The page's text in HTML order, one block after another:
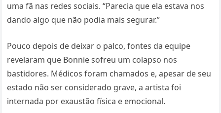
uma fã nas redes sociais. “Parecia que ela estava nos
dando algo que não podia mais segurar.”
Pouco depois de deixar o palco, fontes da equipe
revelaram que Bonnie sofreu um colapso nos
bastidores. Médicos foram chamados e, apesar de seu
estado não ser considerado grave, a artista foi
internada por exaustão física e emocional.